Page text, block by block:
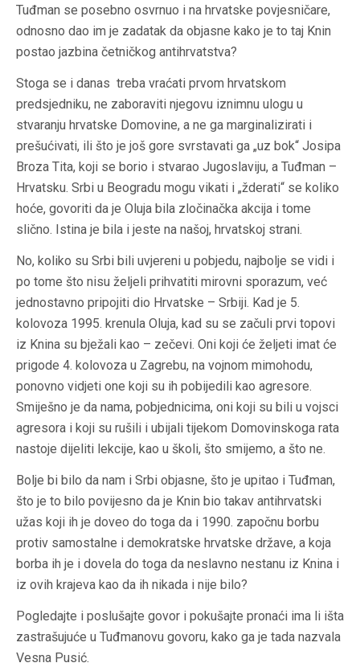
Tuđman se posebno osvrnuo i na hrvatske povjesničare,
odnosno dao im je zadatak da objasne kako je to taj Knin
postao jazbina četničkog antihrvatstva?
Stoga se i danas treba vraćati prvom hrvatskom
predsjedniku, ne zaboraviti njegovu iznimnu ulogu u
stvaranju hrvatske Domovine, a ne ga marginalizirati i
prešućivati, ili što je još gore svrstavati ga „uz bok“ Josipa
Broza Tita, koji se borio i stvarao Jugoslaviju, a Tuđman –
Hrvatsku. Srbi u Beogradu mogu vikati i „žderati“ se koliko
hoće, govoriti da je Oluja bila zločinačka akcija i tome
slično. Istina je bila i jeste na našoj, hrvatskoj strani.
No, koliko su Srbi bili uvjereni u pobjedu, najbolje se vidi i
po tome što nisu željeli prihvatiti mirovni sporazum, već
jednostavno pripojiti dio Hrvatske – Srbiji. Kad je 5.
kolovoza 1995. krenula Oluja, kad su se začuli prvi topovi
iz Knina su bježali kao – zečevi. Oni koji će željeti imat će
prigode 4. kolovoza u Zagrebu, na vojnom mimohodu,
ponovno vidjeti one koji su ih pobijedili kao agresore.
Smiješno je da nama, pobjednicima, oni koji su bili u vojsci
agresora i koji su rušili i ubijali tijekom Domovinskoga rata
nastoje dijeliti lekcije, kao u školi, što smijemo, a što ne.
Bolje bi bilo da nam i Srbi objasne, što je upitao i Tuđman,
što je to bilo povijesno da je Knin bio takav antihrvatski
užas koji ih je doveo do toga da i 1990. započnu borbu
protiv samostalne i demokratske hrvatske države, a koja
borba ih je i dovela do toga da neslavno nestanu iz Knina i
iz ovih krajeva kao da ih nikada i nije bilo?
Pogledajte i poslušajte govor i pokušajte pronaći ima li išta
zastrašujuće u Tuđmanovu govoru, kako ga je tada nazvala
Vesna Pusić.